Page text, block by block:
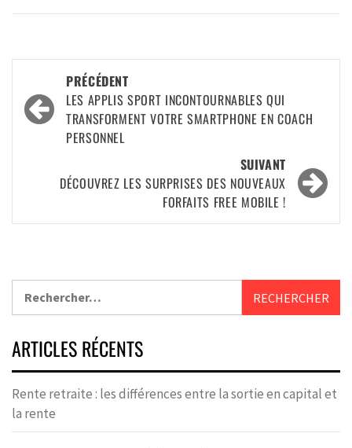
PRÉCÉDENT
LES APPLIS SPORT INCONTOURNABLES QUI
TRANSFORMENT VOTRE SMARTPHONE EN COACH
PERSONNEL
SUIVANT
DÉCOUVREZ LES SURPRISES DES NOUVEAUX
FORFAITS FREE MOBILE !
ARTICLES RÉCENTS
Rente retraite : les différences entre la sortie en capital et
la rente